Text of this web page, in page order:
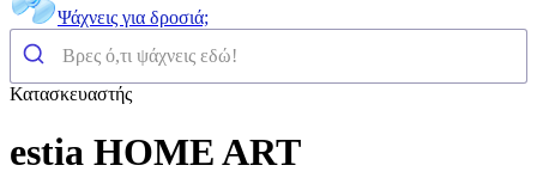
Ψάχνεις για δροσιά;
Κατασκευαστής
estia HOME ART